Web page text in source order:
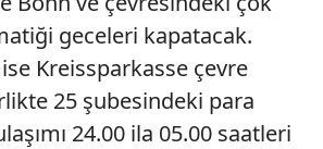
geceleri kapatacak.
Kreissparkasse çevre
25 şubesindeki para
24.00 ila 05.00 saatleri